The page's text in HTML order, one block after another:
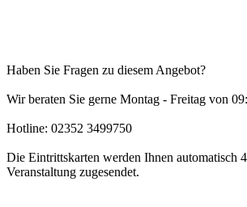
Haben Sie Fragen zu diesem Angebot?
Wir beraten Sie gerne Montag - Freitag von
Hotline: 02352 3499750
Die Eintrittskarten werden Ihnen automatisch
Veranstaltung zugesendet.